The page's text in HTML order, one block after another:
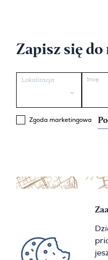
Zapisz się
Lokalizacja Imię
Zgoda marketingowa